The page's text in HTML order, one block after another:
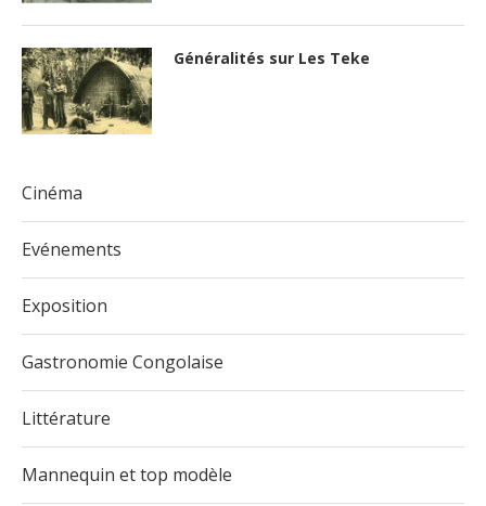
Généralités sur Les Teke
Cinéma
Evénements
Exposition
Gastronomie Congolaise
Littérature
Mannequin et top modèle